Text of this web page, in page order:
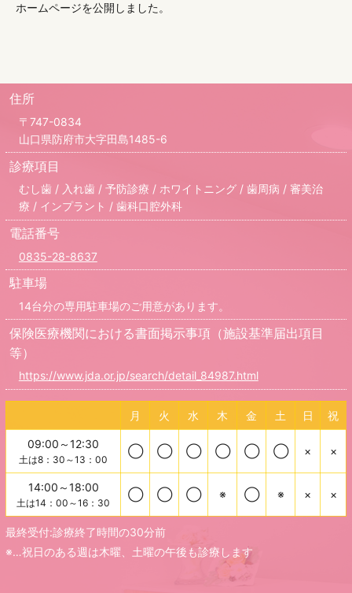
ホームページを公開しました。
住所
〒747-0834
山口県防府市大字田島1485-6
診療項目
むし歯 / 入れ歯 / 予防診療 / ホワイトニング / 歯周病 / 審美治
療 / インプラント / 歯科口腔外科
電話番号
0835-28-8637
駐車場
14台分の専用駐車場のご用意があります。
保険医療機関における書面掲示事項（施設基準届出項目
等）
https://www.jda.or.jp/search/detail_84987.html
月 火 水 木 金 土 日 祝
09:00～12:30
土は8：30～13：00
◯ ◯ ◯ ◯ ◯ ◯ × ×
14:00～18:00
土は14：00～16：30
◯ ◯ ◯ ※ ◯ ※ × ×
最終受付:診療終了時間の30分前
※…祝日のある週は木曜、土曜の午後も診療します